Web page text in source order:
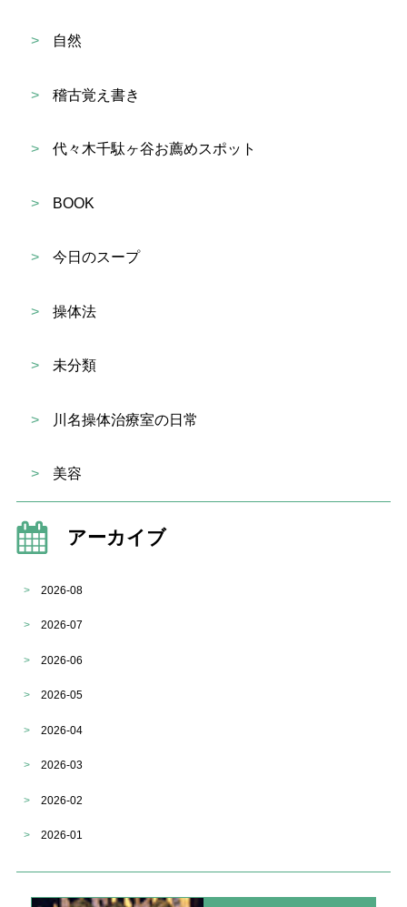
> 自然
> 稽古覚え書き
> 代々木千駄ヶ谷お薦めスポット
> BOOK
> 今日のスープ
> 操体法
> 未分類
> 川名操体治療室の日常
> 美容
アーカイブ
> 2026-08
> 2026-07
> 2026-06
> 2026-05
> 2026-04
> 2026-03
> 2026-02
> 2026-01